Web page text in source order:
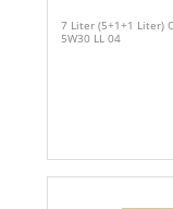
7 Liter (5+1+1 Liter)
5W30 LL 04